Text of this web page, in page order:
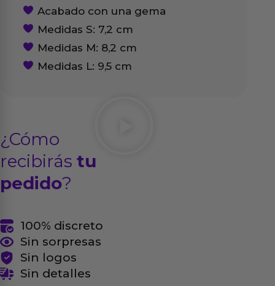
Acabado con una gema
Medidas S: 7,2 cm
Medidas M: 8,2 cm
Medidas L: 9,5 cm
¿Cómo
recibirás tu
pedido?
100% discreto
Sin sorpresas
Sin logos
Sin detalles